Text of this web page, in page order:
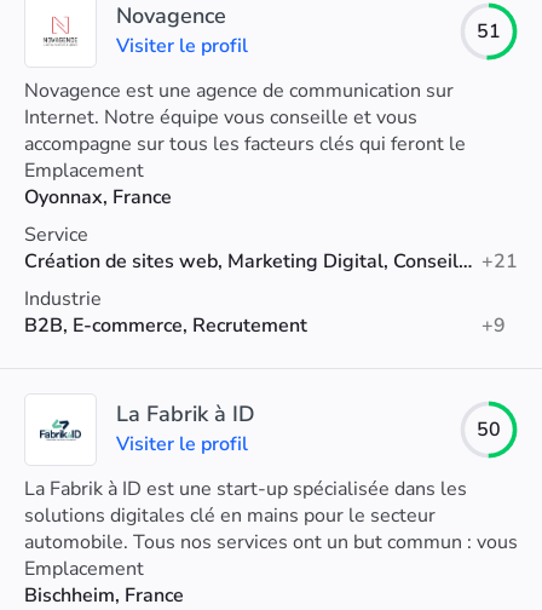
Novagence
Visiter le profil
51
Novagence est une agence de communication sur
Internet. Notre équipe vous conseille et vous
accompagne sur tous les facteurs clés qui feront le
succès de votre communication sur Internet.
Emplacement
Oyonnax, France
Service
Création de sites web, Marketing Digital, Conseil en référencement +21
Industrie
B2B, E-commerce, Recrutement
+9
La Fabrik à ID
Visiter le profil
50
La Fabrik à ID est une start-up spécialisée dans les
solutions digitales clé en mains pour le secteur
automobile. Tous nos services ont un but commun : vous
accompagner dans la transition digitale de votre groupe.
Emplacement
Bischheim, France